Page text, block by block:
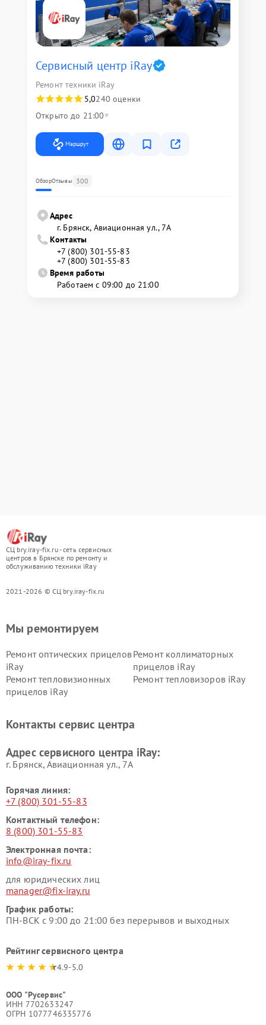
Сервисный центр iRay
Ремонт техники iRay
5,0240 оценки
Открыто до 21:00
Маршрут
ОбзорОтзывы 300
Адрес
г. Брянск, Авиационная ул., 7А
Контакты
+7 (800) 301-55-83
+7 (800) 301-55-83
Время работы
Работаем с 09:00 до 21:00
СЦ bry.iray-fix.ru - сеть сервисных
центров в Брянске по ремонту и
обслуживанию техники iRay
2021-2026 © СЦ bry.iray-fix.ru
Мы ремонтируем
Ремонт оптических прицелов
iRay
Ремонт коллиматорных
прицелов iRay
Ремонт тепловизионных
прицелов iRay
Ремонт тепловизоров iRay
Контакты сервис центра
Адрес сервисного центра iRay:
г. Брянск, Авиационная ул., 7А
Горячая линия:
+7 (800) 301-55-83
Контактный телефон:
8 (800) 301-55-83
Электронная почта:
info@iray-fix.ru
для юридических лиц
manager@fix-iray.ru
График работы:
ПН-ВСК с 9:00 до 21:00 без перерывов и выходных
Рейтинг сервисного центра
4.9-5.0
ООО "Русервис"
ИНН 7702633247
ОГРН 1077746335776